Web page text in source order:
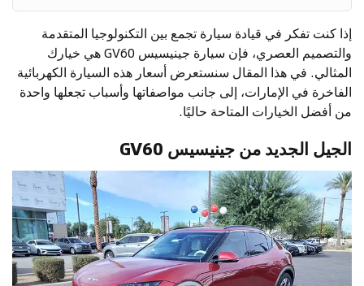
إذا كنت تفكر في قيادة سيارة تجمع بين التكنولوجيا المتقدمة
والتصميم العصري، فإن سيارة جينيسيس GV60 هي خيارك
المثالي. في هذا المقال سنستعرض أسعار هذه السيارة الكهربائية
الفاخرة في الإمارات، إلى جانب مواصفاتها وأسباب تجعلها واحدة
من أفضل الخيارات المتاحة حاليًا.
الجيل الجديد من جينيسيس GV60